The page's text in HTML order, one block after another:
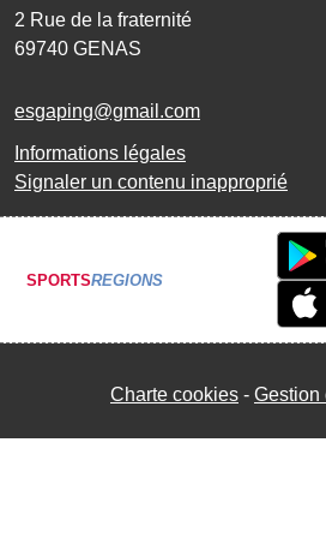
2 Rue de la fraternité
69740 GENAS
esgaping@gmail.com
Informations légales
Signaler un contenu inapproprié
SPORTSREGIONS
Charte cookies Gestion